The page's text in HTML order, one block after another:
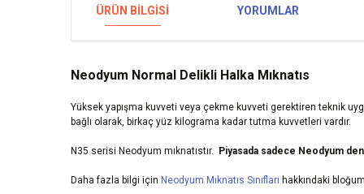
ÜRÜN BILGISI YORUMLAR
Neodyum Normal Delikli Halka Mıknatıs
Yüksek yapışma kuvveti veya çekme kuvveti gerektiren teknik
bağlı olarak, birkaç yüz kilograma kadar tutma kuvvetleri vardır.
N35 serisi Neodyum mıknatıstır. Piyasada sadece Neodyum
Daha fazla bilgi için Neodyum Mıknatıs Sınıfları hakkındaki